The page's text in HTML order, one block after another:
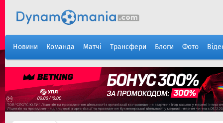
Новини Команда Матчі Трансфери Блоги Фото